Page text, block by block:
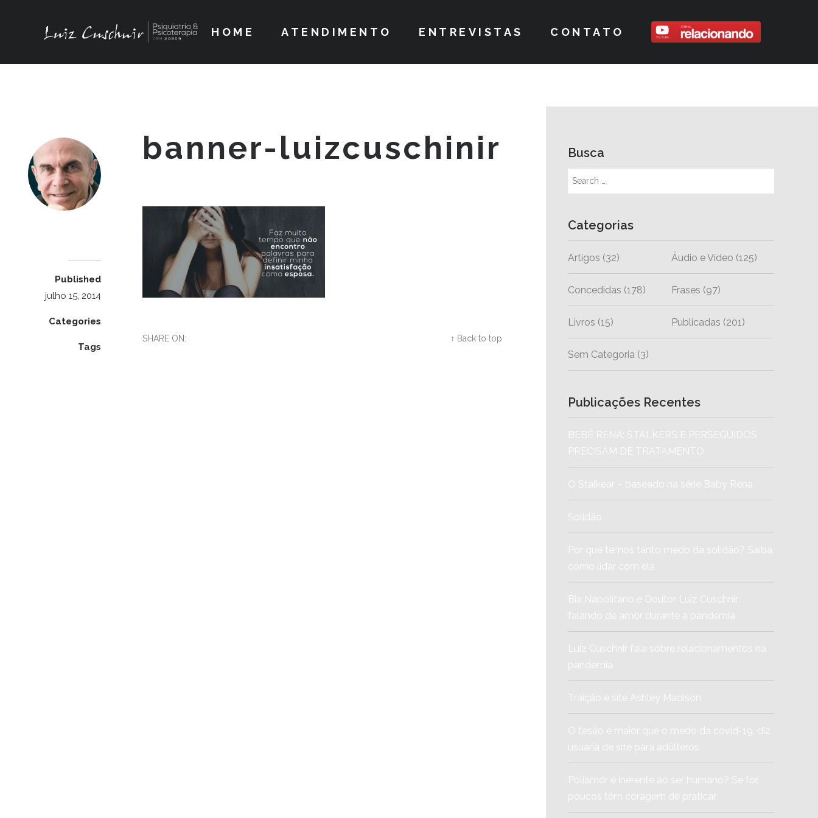
HOME ATENDIMENTO ENTREVISTAS CONTATO
banner-luizcuschinir
Published
julho 15, 2014
Categories
Tags
SHARE ON: ↑ Back to top
Busca
Categorias
Artigos (32) Áudio e Vídeo (125)
Concedidas (178) Frases (97)
Livros (15) Publicadas (201)
Sem Categoria (3)
Publicações Recentes
BEBÊ RENA: STALKERS E PERSEGUIDOS
PRECISAM DE TRATAMENTO
O Stalkear – baseado na série Baby Rena
Solidão
Por que temos tanto medo da solidão? Saiba
como lidar com ela
Bia Napolitano e Doutor Luiz Cuschnir:
falando de amor durante a pandemia
Luiz Cuschnir fala sobre relacionamentos na
pandemia
Traição e site Ashley Madison
O tesão é maior que o medo da covid-19, diz
usuária de site para adúlteros
Poliamor é inerente ao ser humano? Se for,
poucos têm coragem de praticar